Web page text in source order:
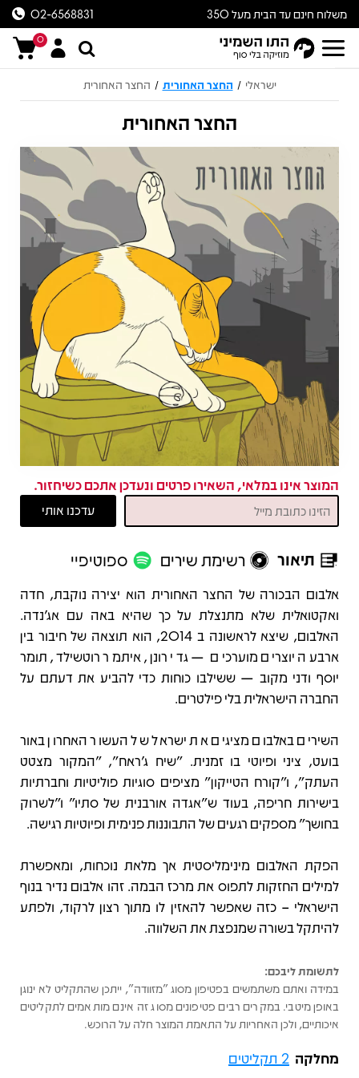
משלוח חינם עד הבית מעל 350
ש״ח
02-6568831
0
ישראלי / החצר האחורית / החצר האחורית
החצר האחורית
המוצר אינו במלאי, השאירו פרטים ונעדכן אתכם כשיחזור.
תיאור רשימת שירים ספוטיפיי
תיאור
אלבום הבכורה של החצר האחורית הוא יצירה נוקבת, חדה
ואקטואלית שלא מתנצלת על כך שהיא באה עם אג'נדה.
האלבום, שיצא לראשונה ב 2014, הוא תוצאה של חיבור בין
ארבעה יוצרים מוערכים — גדי רונן, איתמר רוטשילד, תומר
יוסף ודני מקוב — ששילבו כוחות כדי להביע את דעתם על
החברה הישראלית בלי פילטרים.
השירים באלבום מציגים את ישראל של העשור האחרון באור
בועט, ציני ופיוטי בו זמנית. "שיח ג'ראח", "המקור מצטט
העתק", ו"קורח הטייקון" מציפים סוגיות פוליטיות וחברתיות
בישירות חריפה, בעוד ש"אגדה אורבנית של סתיו" ו"לשרוק
בחושך" מספקים רגעים של התבוננות פנימית ופיוטיות רגישה.
הפקת האלבום מינימליסטית אך מלאת נוכחות, ומאפשרת
למילים החזקות לתפוס את מרכז הבמה. זהו אלבום נדיר בנוף
הישראלי – כזה שאפשר להאזין לו מתוך רצון לרקוד, ולפתע
להיתקל בשורה שמנפצת את השלווה.
לתשומת ליבכם:
במידה ואתם משתמשים בפטיפון מסוג "מזוודה", ייתכן שהתקליט לא ינוגן
באופן מיטבי. במקרים רבים פטיפונים מסוג זה אינם מותאמים לתקליטים
איכותיים, ולכן האחריות על התאמת המוצר חלה על הרוכש.
מחלקה 2 תקליטים